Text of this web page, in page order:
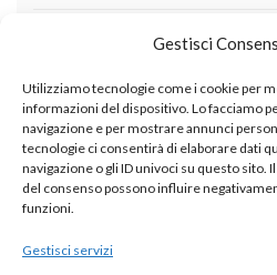
Gestisci
Utilizziamo tecnologie come i cookie per
informazioni del dispositivo. Lo facciamo
navigazione e per mostrare annunci
tecnologie ci consentirà di elaborare dati
navigazione o gli ID univoci su questo sito.
del consenso possono influire
funzioni.
Gestisci servizi
META
Accedi
Feed dei contenuti